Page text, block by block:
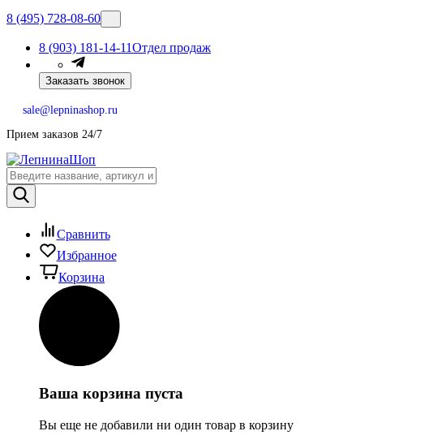
8 (495) 728-08-60
8 (903) 181-14-11Отдел продаж
Заказать звонок
sale@lepninashop.ru
Прием заказов 24/7
Сравнить
Избранное
Корзина
Ваша корзина пуста
Вы еще не добавили ни один товар в корзину